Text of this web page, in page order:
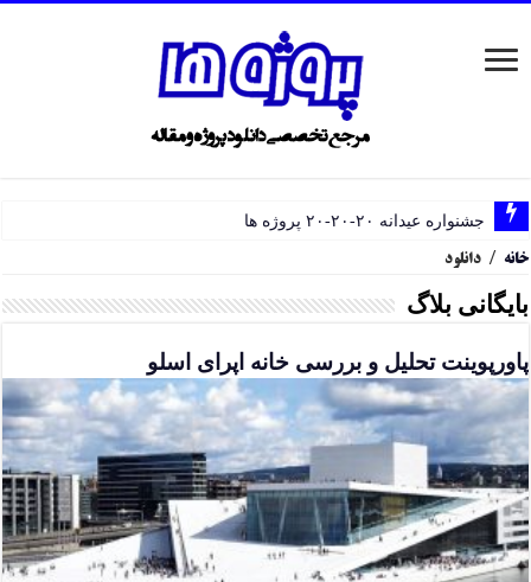
جشنواره عیدانه ۲۰-۲۰-۲۰ پروژه ها
خانه / دانلود
بایگانی بلاگ
پاورپوینت تحلیل و بررسی خانه اپرای اسلو